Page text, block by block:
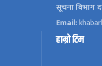
सूचना विभाग
Email:
हाम्रो टिम